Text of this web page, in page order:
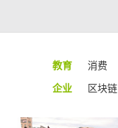
教育 消费
企业 区块链